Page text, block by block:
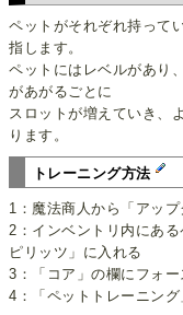
ペットがそれぞれ持って
指します。
ペットにはレベルがあり
があがるごとに
スロットが増えていき、
ります。
トレーニング方法
1：魔法商人から「アッ
2：インベントリ内にあ
ピリッツ」に入れる
3：「コア」の欄にフォ
4：「ペットトレーニン